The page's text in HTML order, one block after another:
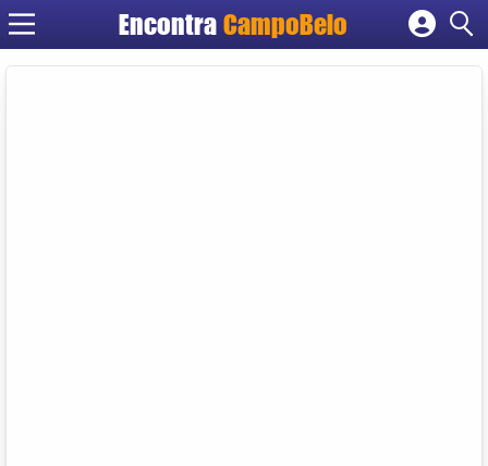
EncontraCampoBelo
Cadastrar empresa